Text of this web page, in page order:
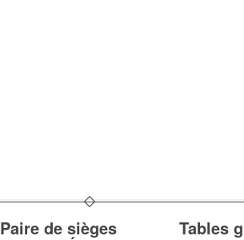
Paire de sièges Tables